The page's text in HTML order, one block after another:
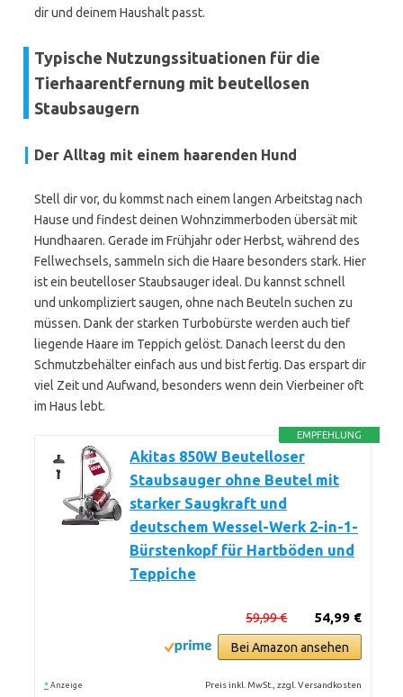
dir und deinem Haushalt passt.
Typische Nutzungssituationen für die
Tierhaarentfernung mit beutellosen
Staubsaugern
Der Alltag mit einem haarenden Hund
Stell dir vor, du kommst nach einem langen Arbeitstag nach
Hause und findest deinen Wohnzimmerboden übersät mit
Hundhaaren. Gerade im Frühjahr oder Herbst, während des
Fellwechsels, sammeln sich die Haare besonders stark. Hier
ist ein beutelloser Staubsauger ideal. Du kannst schnell
und unkompliziert saugen, ohne nach Beuteln suchen zu
müssen. Dank der starken Turbobürste werden auch tief
liegende Haare im Teppich gelöst. Danach leerst du den
Schmutzbehälter einfach aus und bist fertig. Das erspart dir
viel Zeit und Aufwand, besonders wenn dein Vierbeiner oft
im Haus lebt.
EMPFEHLUNG
Akitas 850W Beutelloser
Staubsauger ohne Beutel mit
starker Saugkraft und
deutschem Wessel-Werk 2-in-1-
Bürstenkopf für Hartböden und
Teppiche
54,99 €
59,99 €
Bei Amazon ansehen
* Anzeige Preis inkl. MwSt., zzgl. Versandkosten